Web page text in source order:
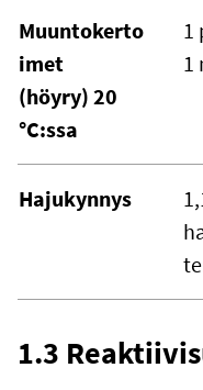
Muuntokerto
imet
(höyry) 20
°C:ssa
1
1
Hajukynnys
1.3